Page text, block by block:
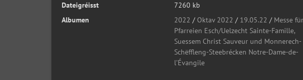
Dateigréisst
7260 kb
Albumen
2022 / Oktav 2022 / 19.05.22 / Messe
Pfarreien Esch/Uelzecht Sainte-Famille,
Suessem Christ Sauveur und Monnerech-
Schëffleng-Steebrécken Notre-Dame-de-
l’Évangile